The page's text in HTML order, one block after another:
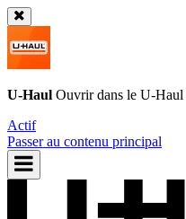
U-Haul Ouvrir dans le U-Haul
Actif
Passer au contenu principal